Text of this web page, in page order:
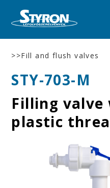
>>Fill and flush valves
STY-703-M
Filling valve
plastic